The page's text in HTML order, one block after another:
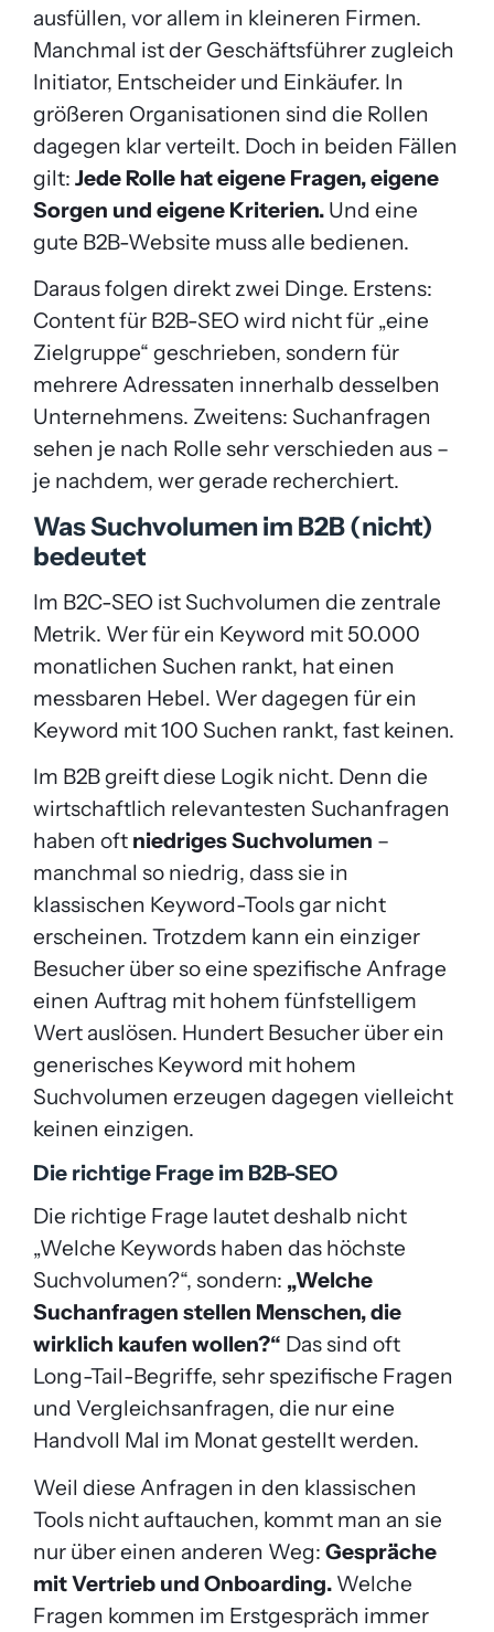
ausfüllen, vor allem in kleineren Firmen.
Manchmal ist der Geschäftsführer zugleich
Initiator, Entscheider und Einkäufer. In
größeren Organisationen sind die Rollen
dagegen klar verteilt. Doch in beiden Fällen
gilt:Jede Rolle hat eigene Fragen, eigene
Sorgen und eigene Kriterien. Und eine
gute B2B-Website muss alle bedienen.
Daraus folgen direkt zwei Dinge. Erstens:
Content für B2B-SEO wird nicht für „eine
Zielgruppe“ geschrieben, sondern für
mehrere Adressaten innerhalb desselben
Unternehmens. Zweitens: Suchanfragen
sehen je nach Rolle sehr verschieden aus –
je nachdem, wer gerade recherchiert.
Was Suchvolumen im B2B (nicht)
bedeutet
Im B2C-SEO ist Suchvolumen die zentrale
Metrik. Wer für ein Keyword mit 50.000
monatlichen Suchen rankt, hat einen
messbaren Hebel. Wer dagegen für ein
Keyword mit 100 Suchen rankt, fast keinen.
Im B2B greift diese Logik nicht. Denn die
wirtschaftlich relevantesten Suchanfragen
haben oft niedriges Suchvolumen –
manchmal so niedrig, dass sie in
klassischen Keyword-Tools gar nicht
erscheinen. Trotzdem kann ein einziger
Besucher über so eine spezifische Anfrage
einen Auftrag mit hohem fünfstelligem
Wert auslösen. Hundert Besucher über ein
generisches Keyword mit hohem
Suchvolumen erzeugen dagegen vielleicht
keinen einzigen.
Die richtige Frage im B2B-SEO
Die richtige Frage lautet deshalb nicht
„Welche Keywords haben das höchste
Suchvolumen?“, sondern: „Welche
Suchanfragen stellen Menschen, die
wirklich kaufen wollen?“ Das sind oft
Long-Tail-Begriffe, sehr spezifische Fragen
und Vergleichsanfragen, die nur eine
Handvoll Mal im Monat gestellt werden.
Weil diese Anfragen in den klassischen
Tools nicht auftauchen, kommt man an sie
nur über einen anderen Weg:Gespräche
mit Vertrieb und Onboarding. Welche
Fragen kommen im Erstgespräch immer